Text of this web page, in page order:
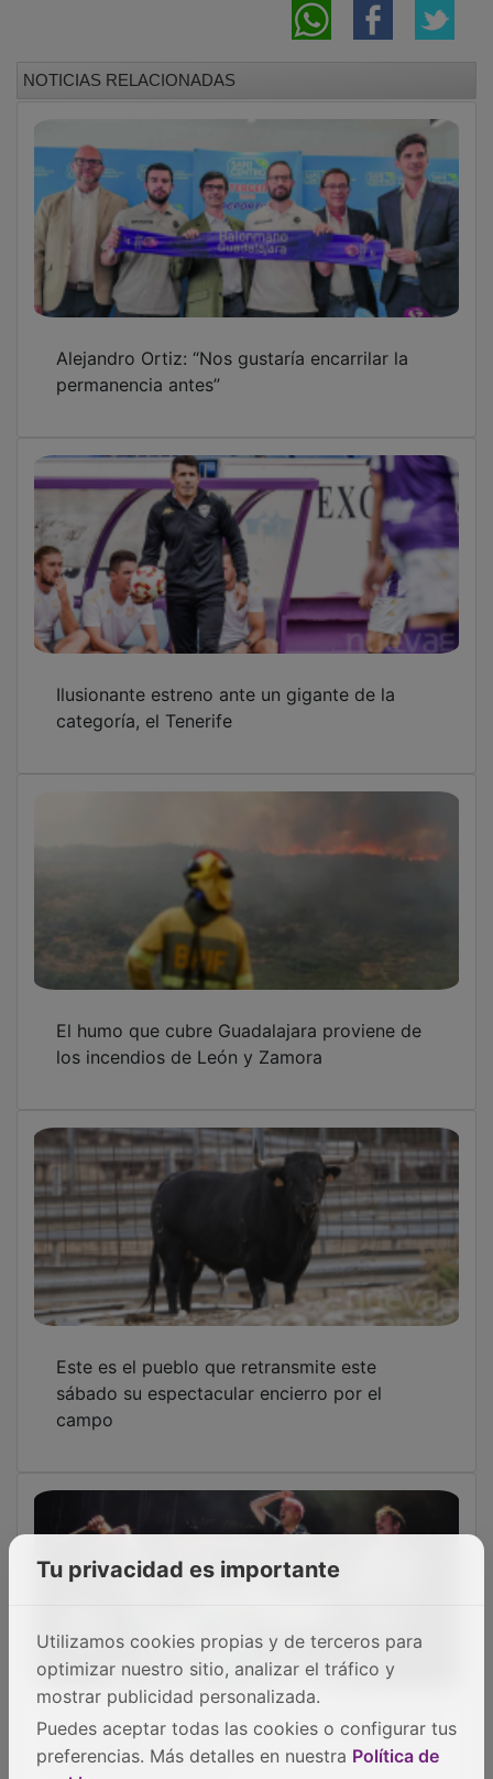
permanencia antes”
categoría, el Tenerife
los incendios de León y Zamora
sábado su espectacular encierro por el
campo
El Festival Gigante arranca con Alcalá Norte,
Despistaos y Alizzz
Tu privacidad es importante
Utilizamos cookies propias y de terceros para
optimizar nuestro sitio, analizar el tráfico y
mostrar publicidad personalizada.
Puedes aceptar todas las cookies o configurar tus
preferencias. Más detalles en nuestra Política de